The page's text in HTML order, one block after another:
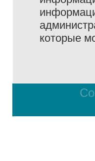
которые